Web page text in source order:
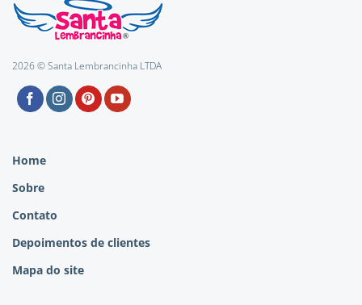
2026 © Santa Lembrancinha LTDA
Home
Sobre
Contato
Depoimentos de clientes
Mapa do site